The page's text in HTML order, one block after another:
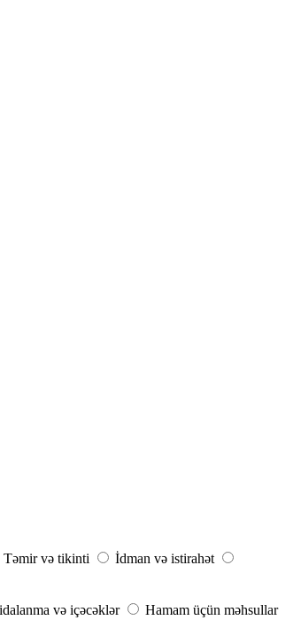
Təmir və tikinti
İdman və istirahət
və içəcəklər
Hamam üçün məhsullar